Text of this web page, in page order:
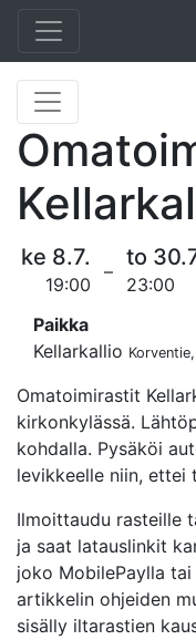
ke 8.7.
19:00
–
to
23:00
Paikka
Kellarkallio
Omatoimirastit
kirkonkylässä.
kohdalla. Pysäköi
levikkeelle niin, ettei
Ilmoittaudu rasteille
ja saat latauslinkit
joko MobilePaylla
artikkelin ohjeiden
sisälly iltarastien